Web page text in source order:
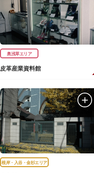
奥浅草エリア
皮革産業資料館
根岸・入谷・金杉エリア